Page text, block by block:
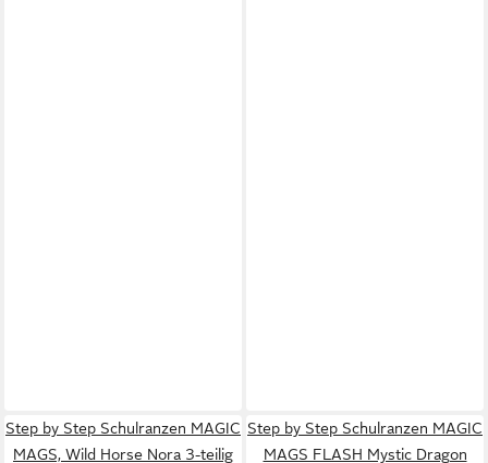
Step by Step Schulranzen MAGIC
MAGS, Wild Horse Nora 3-teilig
Step by Step Schulranzen MAGIC
MAGS FLASH Mystic Dragon